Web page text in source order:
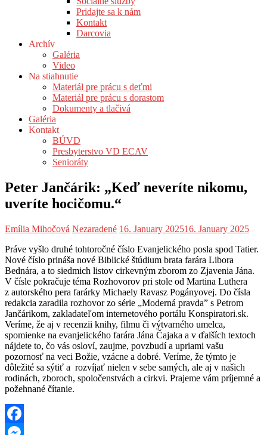
Pridajte sa k nám
Kontakt
Darcovia
Archív
Galéria
Video
Na stiahnutie
Materiál pre prácu s deťmi
Materiál pre prácu s dorastom
Dokumenty a tlačivá
Galéria
Kontakt
BÚVD
Presbyterstvo VD ECAV
Senioráty
Peter Jančárik: „Keď neveríte nikomu,
uveríte hocičomu.“
Emília Mihočová Nezaradené 16. January 202516. January 2025
Práve vyšlo druhé tohtoročné číslo Evanjelického posla spod Tatier.
Nové číslo prináša nové Biblické štúdium brata farára Libora
Bednára, a to siedmich listov cirkevným zborom zo Zjavenia Jána.
V čísle pokračuje téma Rozhovorov pri stole od Martina Luthera
z autorského pera farárky Michaely Ravasz Pogányovej. Do čísla
redakcia zaradila rozhovor zo série „Moderná pravda” s Petrom
Jančárikom, zakladateľom internetového portálu Konspiratori.sk.
Veríme, že aj v recenzii knihy, filmu či výtvarného umelca,
spomienke na evanjelického farára Jána Čajaka a v ďalších textoch
nájdete to, čo vás osloví, zaujme, povzbudí a upriami vašu
pozornosť na veci Božie, vzácne a dobré. Veríme, že týmto je
dôležité sa sýtiť a rozvíjať nielen v sebe samých, ale aj v našich
rodinách, zboroch, spoločenstvách a cirkvi. Prajeme vám príjemné a
požehnané čítanie.
Facebook